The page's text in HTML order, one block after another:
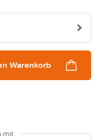
Gib den
Warenkorb
mit